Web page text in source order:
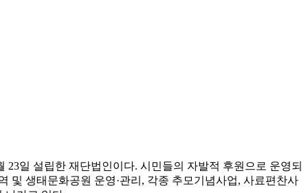
일 설립한 재단법인이다. 시민들의 자발적 후원으로 운영되
및 생태문화공원 운영·관리, 각종 추모기념사업, 사료편찬사